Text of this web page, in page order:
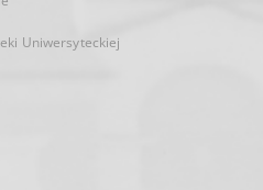
Uniwersyteckiej